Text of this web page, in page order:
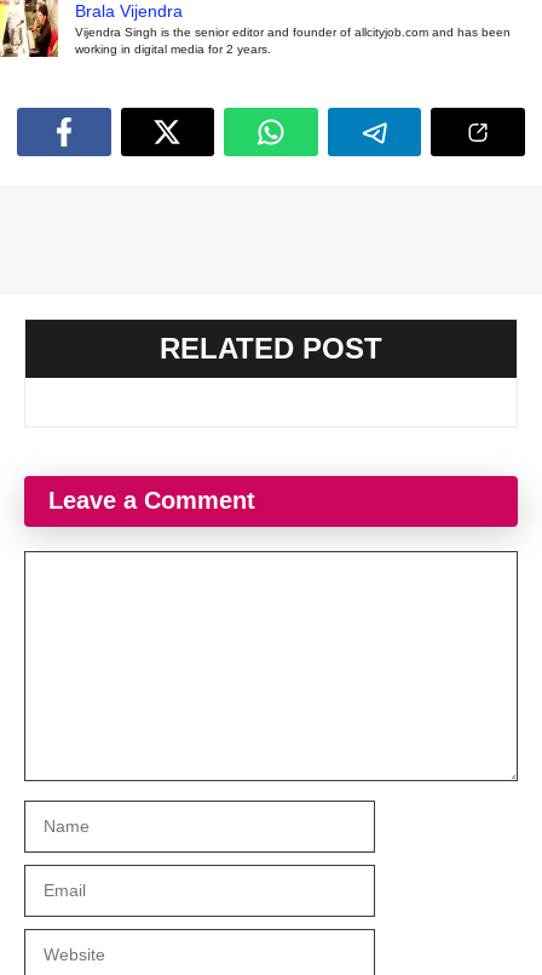
Brala Vijendra
Vijendra Singh is the senior editor and founder of allcityjob.com and has been
working in digital media for 2 years.
RELATED POST
Leave a Comment